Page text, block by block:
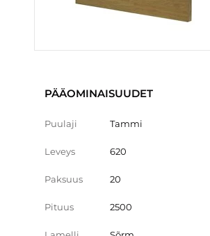
PÄÄOMINAISUUDET
Puulaji Tammi
Leveys 620
Paksuus 20
Pituus 2500